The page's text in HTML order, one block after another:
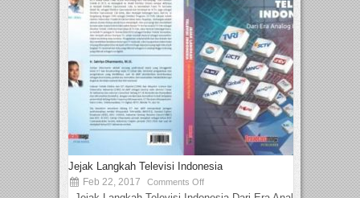
Jejak Langkah Televisi Indonesia
Feb 22, 2017 Comments Off